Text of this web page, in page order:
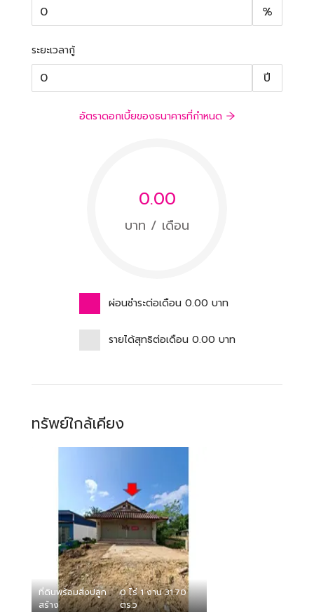
%
ระยะเวลากู้
ปี
อัตราดอกเบี้ยของธนาคารที่กำหนด
0.00
บาท / เดือน
ผ่อนชำระต่อเดือน 0.00 บาท
รายได้สุทธิต่อเดือน 0.00 บาท
ทรัพย์ใกล้เคียง
ที่ดินพร้อมสิ่งปลูก
สร้าง
0 ไร่ 1 งาน 31.70
ตร.ว